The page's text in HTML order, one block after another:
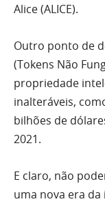
Alice (ALICE).
Outro ponto de
(Tokens Não
propriedade
inalteráveis,
bilhões de
2021.
E claro, não
uma nova era